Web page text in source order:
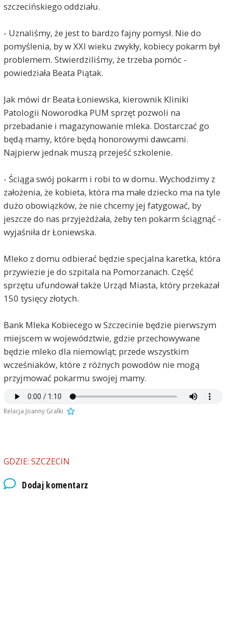
szczecińskiego oddziału.
- Uznaliśmy, że jest to bardzo fajny pomysł. Nie do
pomyślenia, by w XXI wieku zwykły, kobiecy pokarm był
problemem. Stwierdziliśmy, że trzeba pomóc -
powiedziała Beata Piątak.
Jak mówi dr Beata Łoniewska, kierownik Kliniki
Patologii Noworodka PUM sprzęt pozwoli na
przebadanie i magazynowanie mleka. Dostarczać go
będą mamy, które będą honorowymi dawcami.
Najpierw jednak muszą przejeść szkolenie.
- Ściąga swój pokarm i robi to w domu. Wychodzimy z
założenia, że kobieta, która ma małe dziecko ma na tyle
dużo obowiązków, że nie chcemy jej fatygować, by
jeszcze do nas przyjeżdżała, żeby ten pokarm ściągnąć -
wyjaśniła dr Łoniewska.
Mleko z domu odbierać będzie specjalna karetka, która
przywiezie je do szpitala na Pomorzanach. Część
sprzętu ufundował także Urząd Miasta, który przekazał
150 tysięcy złotych.
Bank Mleka Kobiecego w Szczecinie będzie pierwszym
miejscem w województwie, gdzie przechowywane
będzie mleko dla niemowląt; przede wszystkim
wcześniaków, które z różnych powodów nie mogą
przyjmować pokarmu swojej mamy.
Relacja Joanny Gralki
GDZIE: SZCZECIN
Dodaj komentarz